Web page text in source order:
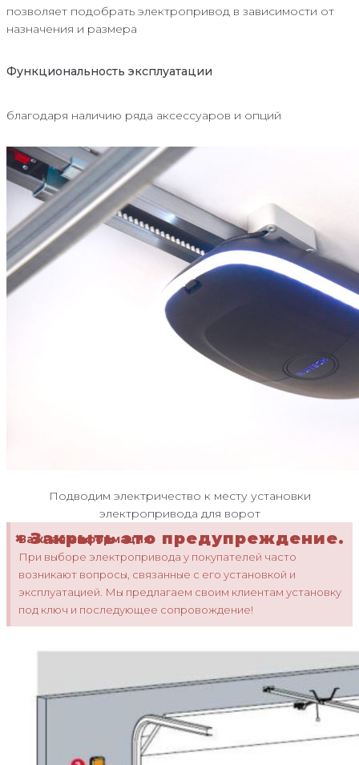
позволяет подобрать электропривод в зависимости от
назначения и размера
Функциональность эксплуатации
благодаря наличию ряда аксессуаров и опций
Подводим электричество к месту установки
электропривода для ворот
Важная информация
При выборе электропривода у покупателей часто
возникают вопросы, связанные с его установкой и
эксплуатацией. Мы предлагаем своим клиентам установку
под ключ и последующее сопровождение!
× Закрыть это предупреждение.